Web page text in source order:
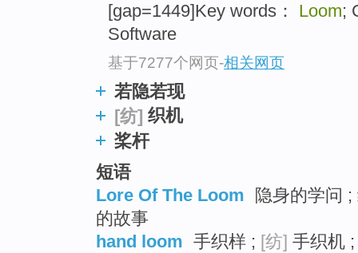
[gap=1449]Key words： Loom;
Software
基于7277个网页-相关网页
若隐若现
[纺] 织机
桨杆
短语
Lore Of The Loom
隐身的学问
的故事
hand loom 手织样 ; [纺] 手织机